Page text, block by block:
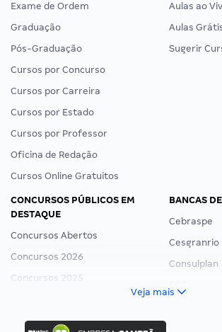
Exame de Ordem
Graduação
Pós-Graduação
Cursos por Concurso
Cursos por Carreira
Cursos por Estado
Cursos por Professor
Oficina de Redação
Cursos Online Gratuitos
Aulas ao
Aulas
Sugerir
CONCURSOS PÚBLICOS EM
DESTAQUE
Concursos Abertos
Concursos 2026
Concursos 2025
Concurso Ibama
BANCAS
Cebraspe
Cesgranrio
Consulplan
Veja mais